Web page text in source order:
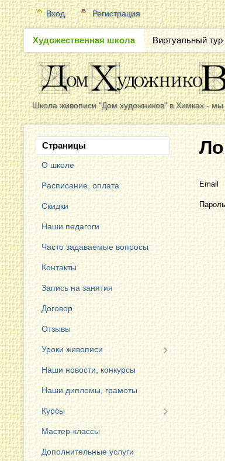
Вход Регистрация
Художественная школа Виртуальный тур
Школа живописи "Дом художников" в Химках - мы
Страницы
О школе
Расписание, оплата
Скидки
Наши педагоги
Часто задаваемые вопросы
Контакты
Запись на занятия
Договор
Отзывы
Уроки живописи
Наши новости, конкурсы
Наши дипломы, грамоты
Курсы
Мастер-классы
Дополнительные услуги
Email
Пароль